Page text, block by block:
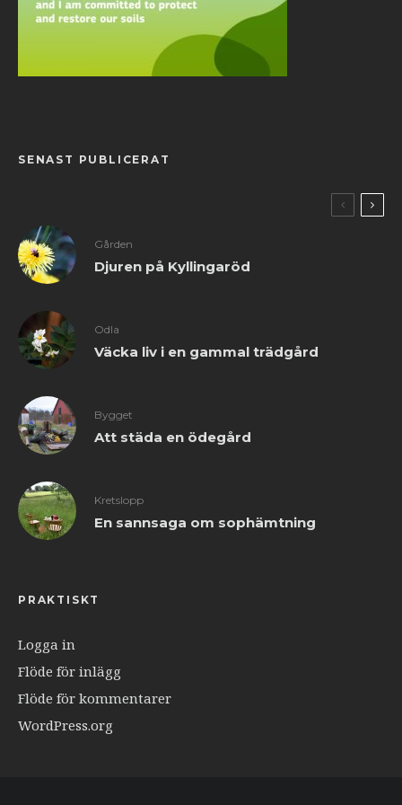
SENAST PUBLICERAT
Gården
Djuren på Kyllingaröd
Odla
Väcka liv i en gammal trädgård
Bygget
Att städa en ödegård
Kretslopp
En sannsaga om sophämtning
PRAKTISKT
Logga in
Flöde för inlägg
Flöde för kommentarer
WordPress.org